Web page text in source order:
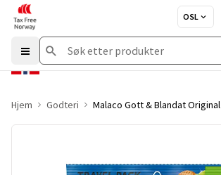
OSL
Hjem Godteri Malaco Gott & Blandat Original